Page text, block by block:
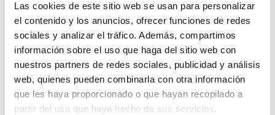
Las cookies de este sitio web se usan para personalizar
el contenido y los anuncios, ofrecer funciones de redes
sociales y analizar el tráfico. Además, compartimos
información sobre el uso que haga del sitio web con
nuestros partners de redes sociales, publicidad y análisis
web, quienes pueden combinarla con otra información
que les haya proporcionado o que hayan recopilado a
partir del uso que haya hecho de sus servicios.
Elegir estores a la hora de decorar las ventanas es tendencia. En liso
o con algún estampado, quedarán perfectos si quieres dejar pasar la
luz natural. Si además lo eliges con un base blanco o crudo, la
entrada de luminosidad será total.
Siempre que podamos instalar los estores en el techo, haremos más
grande la estancia. Y si además tenemos una puerta y llega al suelo
ganaremos en amplitud. Si tenemos una ventana a medio altura lo
tendremos recogido tipo paqueto. Con unas ondas por debajo.